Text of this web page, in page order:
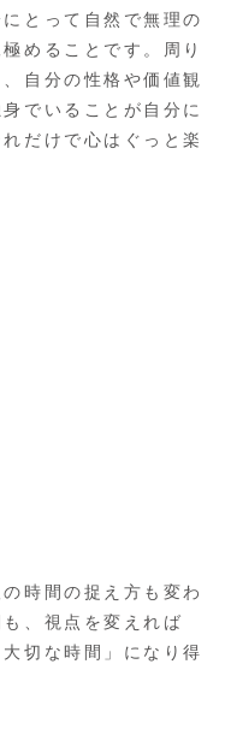
とって自然で無理の
めることです。周り
自分の性格や価値観
でいることが自分に
だけで心はぐっと楽
時間の捉え方も変わ
、視点を変えれば
切な時間」になり得